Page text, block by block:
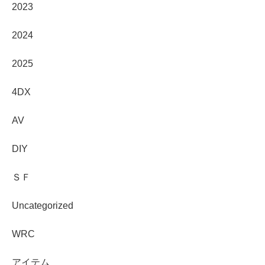
2023
2024
2025
4DX
AV
DIY
ＳＦ
Uncategorized
WRC
アイテム